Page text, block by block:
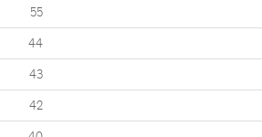
55
44
43
42